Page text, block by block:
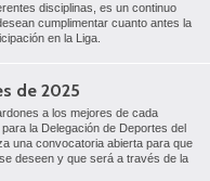
disciplinas, es un continuo
cumplimentar cuanto antes la
en la Liga.
de 2025
a los mejores de cada
la Delegación de Deportes del
una convocatoria abierta para que
deseen y que será a través de la